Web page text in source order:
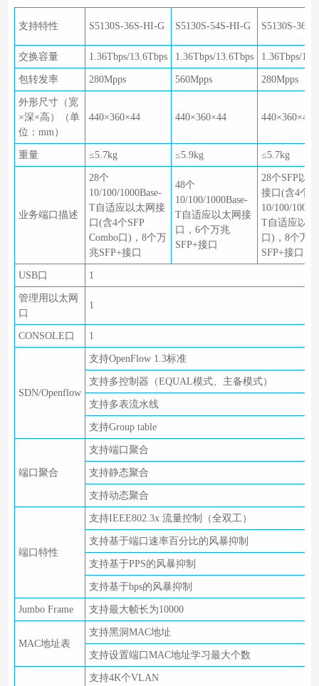
支持特性 S5130S-36S-HI-G S5130S-54S-HI-G S5130S-36F-
交换容量 1.36Tbps/13.6Tbps 1.36Tbps/13.6Tbps 1.36Tbps/
包转发率 280Mpps 560Mpps 280Mpps
外形尺寸（宽
×深×高）（单
位：mm）
440×360×44 440×360×44 440×360×44
重量 ≤5.7kg ≤5.9kg ≤5.7kg
业务端口描述
28个
10/100/1000Base-
T自适应以太网接
口(含4个SFP
Combo口)，8个万
兆SFP+接口
48个
10/100/1000Base-
T自适应以太网接
口，6个万兆
SFP+接口
28个SFP以
接口(含4个
10/100/
T自适应以
口)，8个万兆
SFP+接口
USB口 1
管理用以太网
口
1
CONSOLE口 1
SDN/Openflow
支持OpenFlow 1.3标准
支持多控制器（EQUAL模式、主备模式）
支持多表流水线
支持Group table
端口聚合
支持端口聚合
支持静态聚合
支持动态聚合
端口特性
支持IEEE802.3x 流量控制（全双工）
支持基于端口速率百分比的风暴抑制
支持基于PPS的风暴抑制
支持基于bps的风暴抑制
Jumbo Frame 支持最大帧长为10000
MAC地址表
支持黑洞MAC地址
支持设置端口MAC地址学习最大个数
支持4K个VLAN